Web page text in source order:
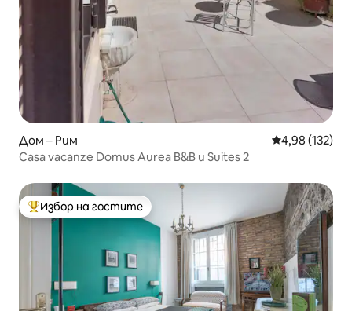
Дом – Рим Средна
4,98 (132)
Casa vacanze Domus Aurea B&B и Suites 2
Най-популярен избор на гостите
Избор на гостите